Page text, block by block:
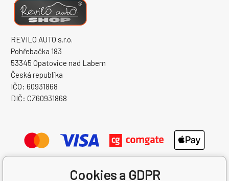
REVILO AUTO s.r.o.
Pohřebačka 183
53345 Opatovice nad Labem
Česká republika
IČO: 60931868
DIČ: CZ60931868
Cookies a GDPR